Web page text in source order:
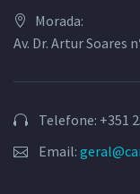
Morada:
Av. Dr. Artur Soares
Telefone: +351
Email: